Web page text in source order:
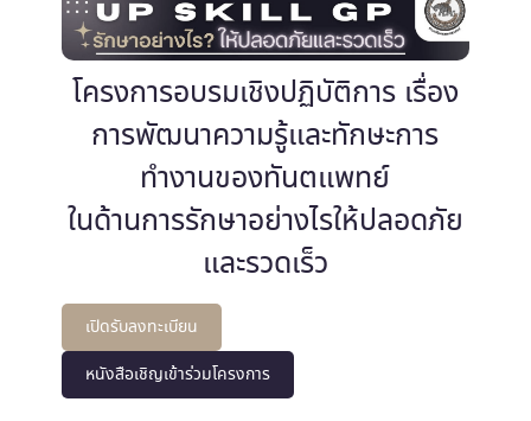
โครงการอบรมเชิงปฏิบัติการ เรื่อง
การพัฒนาความรู้และทักษะการ
ทำงานของทันตแพทย์
ในด้านการรักษาอย่างไรให้ปลอดภัย
และรวดเร็ว
เปิดรับลงทะเบียน
หนังสือเชิญเข้าร่วมโครงการ